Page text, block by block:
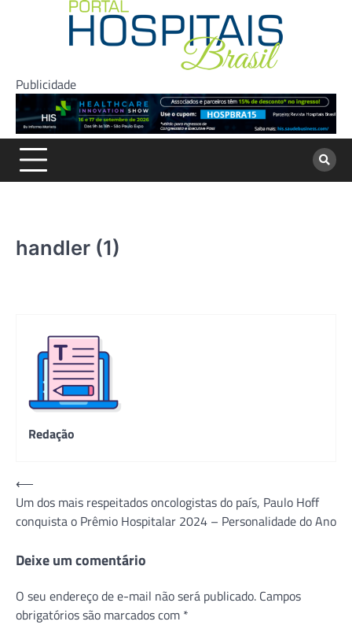
Publicidade
handler (1)
Redação
Navegação
de
Post
⟵
Um dos mais respeitados oncologistas do país, Paulo Hoff
conquista o Prêmio Hospitalar 2024 – Personalidade do Ano
Deixe um comentário
O seu endereço de e-mail não será publicado. Campos
obrigatórios são marcados com *